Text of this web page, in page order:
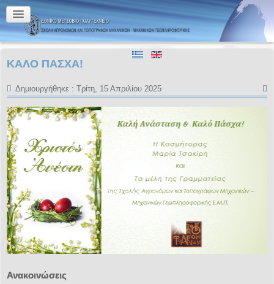
ΚΑΛΟ ΠΑΣΧΑ!
Δημιουργήθηκε : Τρίτη, 15 Απριλίου 2025
Ανακοινώσεις